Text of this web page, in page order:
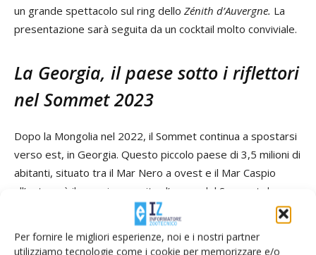
Per fornire le migliori esperienze, noi e i nostri partner
utilizziamo tecnologie come i cookie per memorizzare e/o
un grande spettacolo sul ring dello Zénith d’Auvergne. La
presentazione sarà seguita da un cocktail molto conviviale.
La Georgia, il paese sotto i riflettori
nel Sommet 2023
Dopo la Mongolia nel 2022, il Sommet continua a spostarsi
verso est, in Georgia. Questo piccolo paese di 3,5 milioni di
abitanti, situato tra il Mar Nero a ovest e il Mar Caspio
all’est, sarà il prossimo ospite d’onore del Sommet de
Grazie alla sua eccezionale posizione geografica (a cavallo